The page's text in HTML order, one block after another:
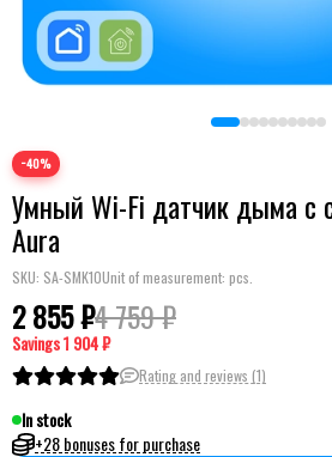
−40%
Умный Wi-Fi датчик дыма с
Aura
SKU: SA-SMK10Unit of measurement: pcs.
2 855 ₽4 759 ₽
Savings1 904 ₽
Rating and reviews (1)
In stock
+28 bonuses for purchase